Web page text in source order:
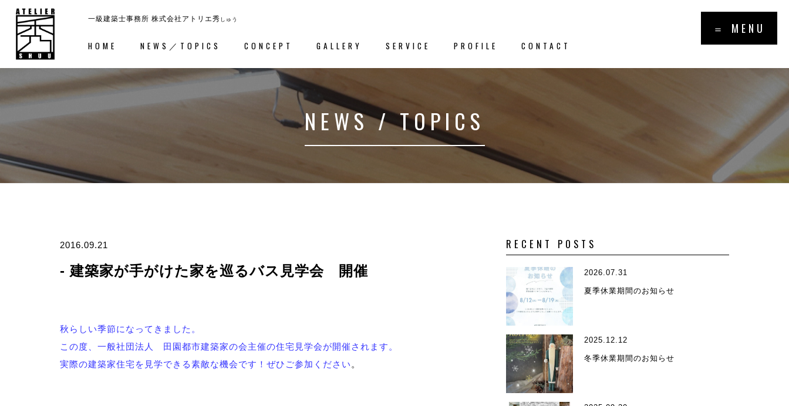
＝ MENU
一級建築士事務所 株式会社アトリエ秀 しゅう
HOME NEWS／TOPICS CONCEPT GALLERY SERVICE PROFILE CONTACT ×
ホーム
－HOME
新着情報・トピッ
クス
－NEWS／TOPICS
－CONCEPT
事例集
－GALLERY
事業案内 プロフィール
NEWS / TOPICS
2016.09.21
- 建築家が手がけた家を巡るバス見学会 開催
秋らしい季節になってきました。
この度、一般社団法人 田園都市建築家の会主催の住宅見学会が開催されます。
実際の建築家住宅を見学できる素敵な機会です！ぜひご参加ください 。
RECENT POSTS
2026.07.31
夏季休業期間のお知らせ
2025.12.12
冬季休業期間のお知らせ